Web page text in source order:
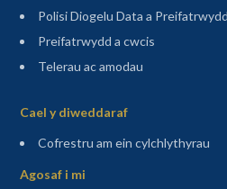
Polisi Diogelu Data a Preifatrwydd
Preifatrwydd a cwcis
Telerau ac amodau
Cael y diweddaraf
Cofrestru am ein cylchlythyrau
Agosaf i mi